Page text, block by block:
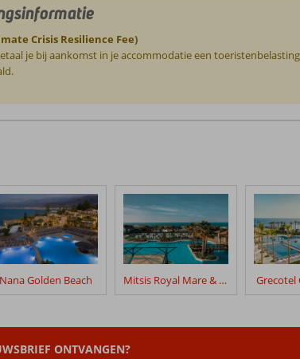
Crisis Resilience Fee)
je bij aankomst in je accommodatie een
Nana Golden Beach Mitsis Royal Mare & Thalasso Resort Grecotel
ONTVANGEN?